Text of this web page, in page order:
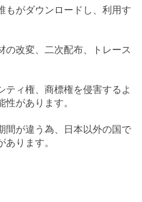
もがダウンロードし、利用す
の改変、二次配布、トレース
ティ権、商標権を侵害するよ
性があります。
間が違う為、日本以外の国で
ります。